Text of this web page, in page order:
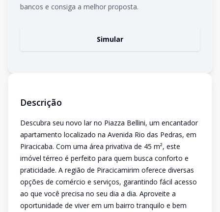
bancos e consiga a melhor proposta.
Simular
Descrição
Descubra seu novo lar no Piazza Bellini, um encantador
apartamento localizado na Avenida Rio das Pedras, em
Piracicaba. Com uma área privativa de 45 m², este
imóvel térreo é perfeito para quem busca conforto e
praticidade. A região de Piracicamirim oferece diversas
opções de comércio e serviços, garantindo fácil acesso
ao que você precisa no seu dia a dia. Aproveite a
oportunidade de viver em um bairro tranquilo e bem